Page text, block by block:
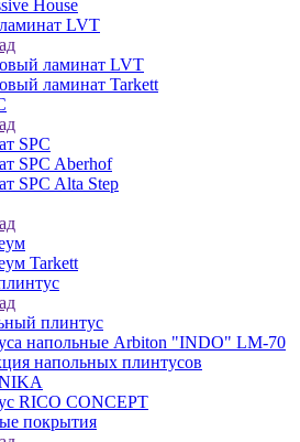
House
LVT
ламинат LVT
ламинат Tarkett
SPC
SPC Aberhof
SPC Alta Step
Tarkett
плинтус
напольные Arbiton "INDO" LM-70
напольных плинтусов
RICO CONCEPT
покрытия